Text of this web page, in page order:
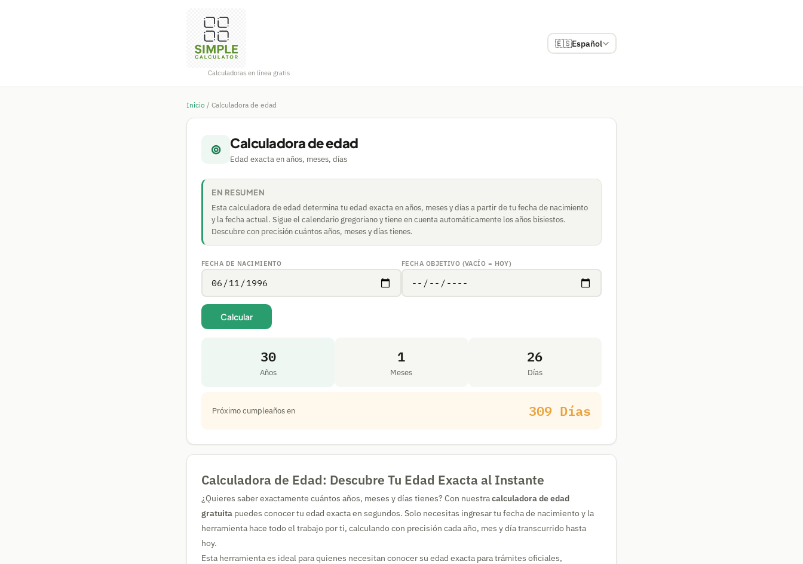
Calculadoras en línea gratis
🇪🇸Español
Inicio / Calculadora de edad
⊚ Calculadora de edad
Edad exacta en años, meses, días
EN RESUMEN
Esta calculadora de edad determina tu edad exacta en años, meses y días a partir de tu fecha de nacimiento
y la fecha actual. Sigue el calendario gregoriano y tiene en cuenta automáticamente los años bisiestos.
Descubre con precisión cuántos años, meses y días tienes.
FECHA DE NACIMIENTO FECHA OBJETIVO (VACÍO = HOY)
Calcular
30
Años
1
Meses
26
Días
Próximo cumpleaños en 309 Días
Calculadora de Edad: Descubre Tu Edad Exacta al Instante
¿Quieres saber exactamente cuántos años, meses y días tienes? Con nuestracalculadora de edad
gratuita puedes conocer tu edad exacta en segundos. Solo necesitas ingresar tu fecha de nacimiento y la
herramienta hace todo el trabajo por ti, calculando con precisión cada año, mes y día transcurrido hasta
hoy.
Esta herramienta es ideal para quienes necesitan conocer su edad exacta para trámites oficiales,